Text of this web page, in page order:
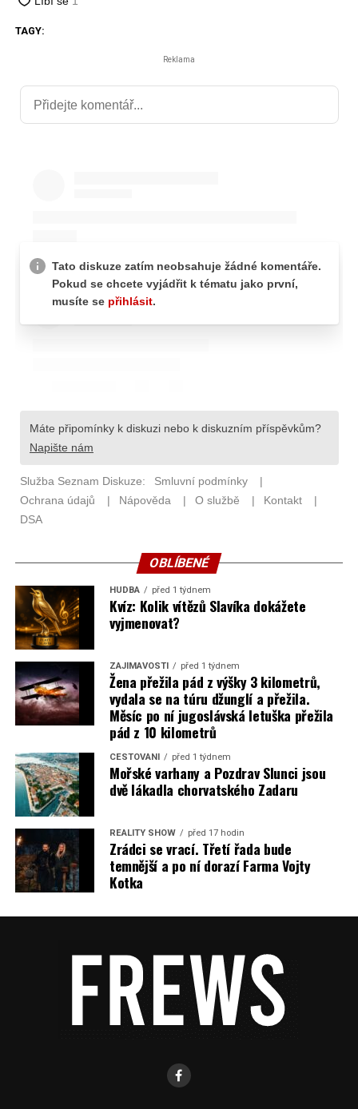
TAGY:
Reklama
OBLÍBENÉ
HUDBA před 1 týdnem
Kvíz: Kolik vítězů Slavíka dokážete
vyjmenovat?
ZAJÍMAVOSTI před 1 týdnem
Žena přežila pád z výšky 3 kilometrů,
vydala se na túru džunglí a přežila.
Měsíc po ní jugoslávská letuška přežila
pád z 10 kilometrů
CESTOVÁNÍ před 1 týdnem
Mořské varhany a Pozdrav Slunci jsou
dvě lákadla chorvatského Zadaru
REALITY SHOW před 17 hodin
Zrádci se vrací. Třetí řada bude
temnější a po ní dorazí Farma Vojty
Kotka